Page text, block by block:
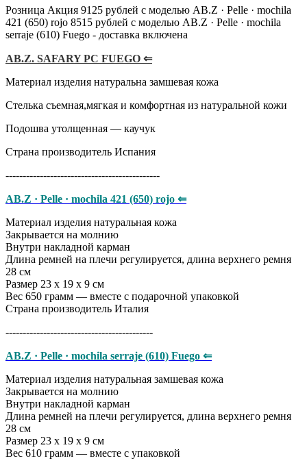
Розница Акция 9125 рублей с моделью AB.Z · Pelle · mochila
421 (650) rojo 8515 рублей с моделью AB.Z · Pelle · mochila
serraje (610) Fuego - доставка включена
AB.Z. SAFARY PC FUEGO ⇐
Материал изделия натуральна замшевая кожа
Стелька съемная,мягкая и комфортная из натуральной кожи
Подошва утолщенная — каучук
Страна производитель Испания
---------------------------------------------
AB.Z · Pelle · mochila 421 (650) rojo ⇐
Материал изделия натуральная кожа
Закрывается на молнию
Внутри накладной карман
Длина ремней на плечи регулируется, длина верхнего ремня
28 см
Размер 23 х 19 х 9 см
Вес 650 грамм — вместе с подарочной упаковкой
Страна производитель Италия
-------------------------------------------
AB.Z · Pelle · mochila serraje (610) Fuego ⇐
Материал изделия натуральная замшевая кожа
Закрывается на молнию
Внутри накладной карман
Длина ремней на плечи регулируется, длина верхнего ремня
28 см
Размер 23 х 19 х 9 см
Вес 610 грамм — вместе с упаковкой